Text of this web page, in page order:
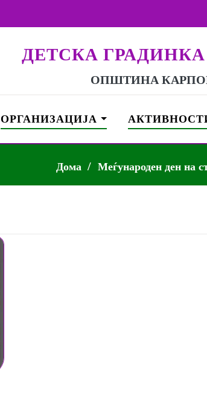
ДЕТСКА
ОПШТИНА
ОРГАНИЗАЦИЈА
Дома Меѓународен ден на